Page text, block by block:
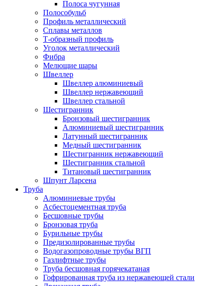
Полоса чугунная
Полособульб
Профиль металлический
Сплавы металлов
Т-образный профиль
Уголок металлический
Фибра
Мелющие шары
Швеллер
Швеллер алюминиевый
Швеллер нержавеющий
Швеллер стальной
Шестигранник
Бронзовый шестигранник
Алюминиевый шестигранник
Латунный шестигранник
Медный шестигранник
Шестигранник нержавеющий
Шестигранник стальной
Титановый шестигранник
Шпунт Ларсена
Труба
Алюминиевые трубы
Асбестоцементная труба
Бесшовные трубы
Бронзовая труба
Бурильные трубы
Предизолированные трубы
Водогазопроводные трубы ВГП
Газлифтные трубы
Труба бесшовная горячекатаная
Гофрированная труба из нержавеющей стали